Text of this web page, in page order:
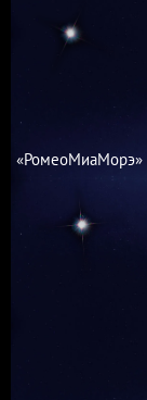
«РомеоМиаМорэ»